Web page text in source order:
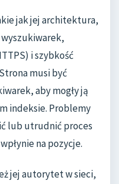
jak jej architektura,
i szybkość
musi być
aby mogły ją
indeksie. Problemy
lub utrudnić proces
na pozycje.
jej autorytet w sieci,